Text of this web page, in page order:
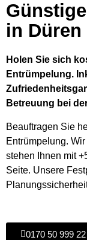
in Düren
Holen Sie sich
Entrümpelung.
Betreuung bei
Beauftragen Sie
Entrümpelung.
stehen Ihnen mit
Seite. Unsere
0170 50 999 22